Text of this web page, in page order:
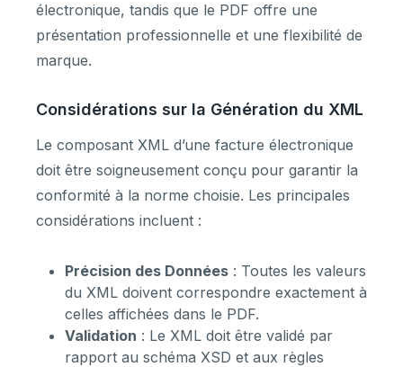
électronique, tandis que le PDF offre une
présentation professionnelle et une flexibilité de
marque.
Considérations sur la Génération du XML
Le composant XML d’une facture électronique
doit être soigneusement conçu pour garantir la
conformité à la norme choisie. Les principales
considérations incluent :
Précision des Données : Toutes les valeurs
du XML doivent correspondre exactement à
celles affichées dans le PDF.
Validation : Le XML doit être validé par
rapport au schéma XSD et aux règles